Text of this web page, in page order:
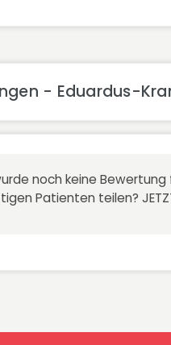
- Eduardus-
noch keine
Patienten teilen?